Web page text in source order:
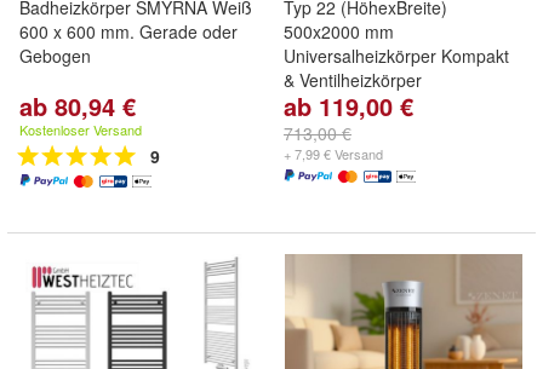
Badheizkörper SMYRNA Weiß
600 x 600 mm. Gerade oder
Gebogen
ab 80,94 €
Kostenloser Versand
9
Typ 22 (HöhexBreite)
500x2000 mm
Universalheizkörper Kompakt
& Ventilheizkörper
ab 119,00 €
713,00 €
+ 7,99 € Versand